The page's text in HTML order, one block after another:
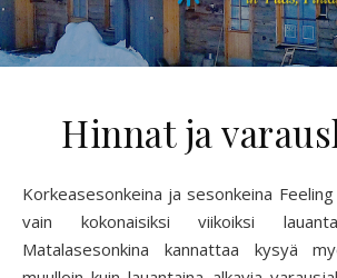
Hinnat ja
Korkeasesonkeina ja sesonkeina Feeling on vuokrattavissa
vain kokonaisiksi viikoiksi
Matalasesonkina kannattaa kysyä